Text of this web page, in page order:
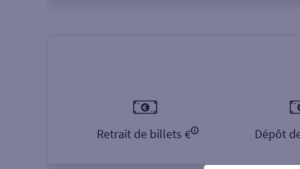
Retrait de billets € Dépôt